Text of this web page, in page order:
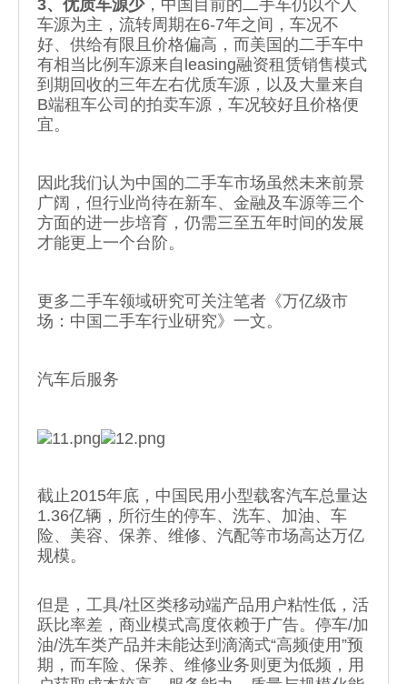
3、优质车源少，中国目前的二手车仍以个人
车源为主，流转周期在6-7年之间，车况不
好、供给有限且价格偏高，而美国的二手车中
有相当比例车源来自leasing融资租赁销售模式
到期回收的三年左右优质车源，以及大量来自
B端租车公司的拍卖车源，车况较好且价格便
宜。
因此我们认为中国的二手车市场虽然未来前景
广阔，但行业尚待在新车、金融及车源等三个
方面的进一步培育，仍需三至五年时间的发展
才能更上一个台阶。
更多二手车领域研究可关注笔者《万亿级市
场：中国二手车行业研究》一文。
汽车后服务
截止2015年底，中国民用小型载客汽车总量达
1.36亿辆，所衍生的停车、洗车、加油、车
险、美容、保养、维修、汽配等市场高达万亿
规模。
但是，工具/社区类移动端产品用户粘性低，活
跃比率差，商业模式高度依赖于广告。停车/加
油/洗车类产品并未能达到滴滴式“高频使用”预
期，而车险、保养、维修业务则更为低频，用